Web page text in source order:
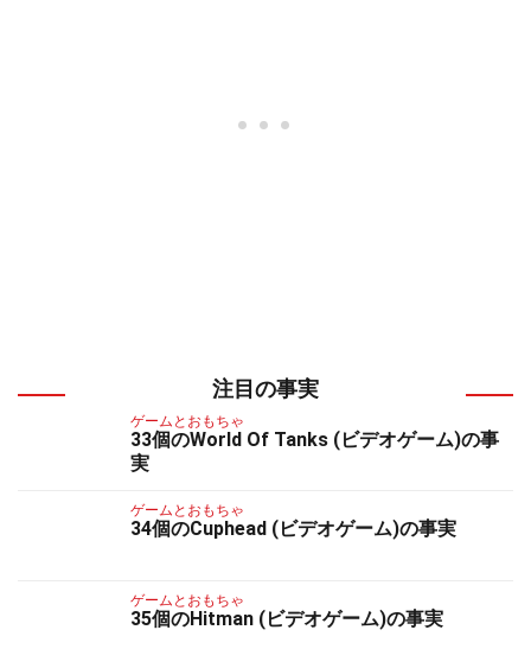
注目の事実
ゲームとおもちゃ
33個のWorld Of Tanks (ビデオゲーム)の事
実
ゲームとおもちゃ
34個のCuphead (ビデオゲーム)の事実
ゲームとおもちゃ
35個のHitman (ビデオゲーム)の事実